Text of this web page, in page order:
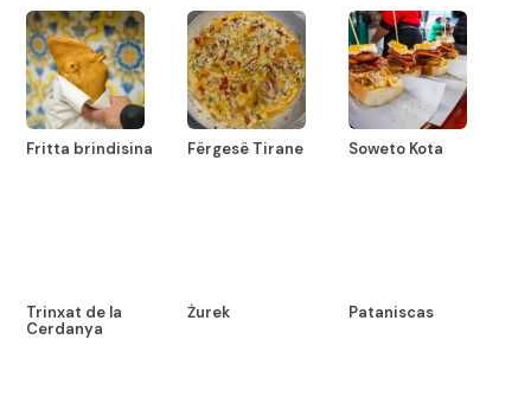
Fritta brindisina Fërgesë Tirane Soweto Kota
Trinxat de la
Cerdanya
Żurek Pataniscas